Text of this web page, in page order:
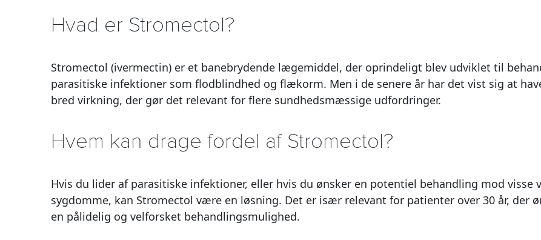
Hvad er Stromectol?
Stromectol (ivermectin) er et banebrydende lægemiddel, der oprindeligt blev udviklet til
parasitiske infektioner som flodblindhed og flækorm. Men i de senere år har det vist sig at
bred virkning, der gør det relevant for flere sundhedsmæssige udfordringer.
Hvem kan drage fordel af Stromectol?
Hvis du lider af parasitiske infektioner, eller hvis du ønsker en potentiel behandling mod visse
sygdomme, kan Stromectol være en løsning. Det er især relevant for patienter over 30 år, der
en pålidelig og velforsket behandlingsmulighed.